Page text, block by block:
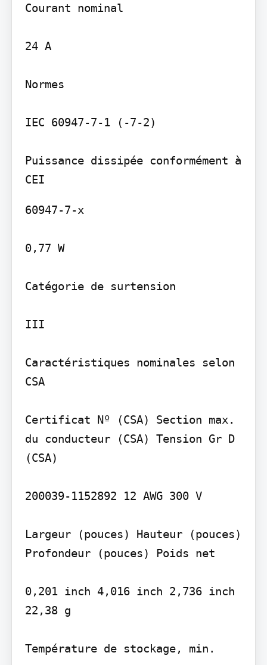
Courant nominal
24 A
Normes
IEC 60947-7-1 (-7-2)
Puissance dissipée conformément à
60947-7-x
0,77 W
Catégorie de surtension
III
Caractéristiques nominales selon
CSA
Certificat Nº (CSA) Section max.
du conducteur (CSA) Tension Gr D
(CSA)
200039-1152892 12 AWG 300 V
Largeur (pouces) Hauteur (pouces)
Profondeur (pouces) Poids net
0,201 inch 4,016 inch 2,736 inch
22,38 g
Température de stockage, min.